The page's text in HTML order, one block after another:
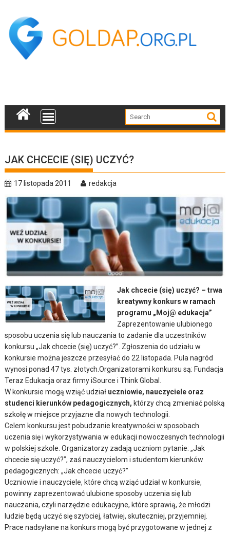
content
JAK CHCECIE (SIĘ) UCZYĆ?
17 listopada 2011 redakcja
Jak chcecie (się) uczyć? – trwa
kreatywny konkurs w ramach
programu „Moj@ edukacja”
Zaprezentowanie ulubionego
sposobu uczenia się lub nauczania to zadanie dla uczestników
konkursu „Jak chcecie (się) uczyć?”. Zgłoszenia do udziału w
konkursie można jeszcze przesyłać do 22 listopada. Pula nagród
wynosi ponad 47 tys. złotych.Organizatorami konkursu są: Fundacja
Teraz Edukacja oraz firmy iSource i Think Global.
W konkursie mogą wziąć udział uczniowie, nauczyciele oraz
studenci kierunków pedagogicznych, którzy chcą zmieniać polską
szkołę w miejsce przyjazne dla nowych technologii.
Celem konkursu jest pobudzanie kreatywności w sposobach
uczenia się i wykorzystywania w edukacji nowoczesnych technologii
w polskiej szkole. Organizatorzy zadają uczniom pytanie: „Jak
chcecie się uczyć?”, zaś nauczycielom i studentom kierunków
pedagogicznych: „Jak chcecie uczyć?”
Uczniowie i nauczyciele, które chcą wziąć udział w konkursie,
powinny zaprezentować ulubione sposoby uczenia się lub
nauczania, czyli narzędzie edukacyjne, które sprawią, że młodzi
ludzie będą uczyć się szybciej, łatwiej, skuteczniej, przyjemniej.
Prace nadsyłane na konkurs mogą być przygotowane w jednej z